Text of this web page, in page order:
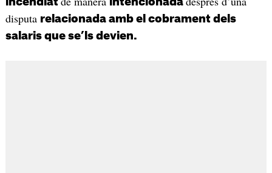
disputa relacionada amb el cobrament dels
salaris que se’ls devien.